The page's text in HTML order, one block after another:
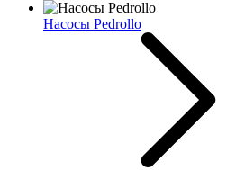
Насосы Pedrollo